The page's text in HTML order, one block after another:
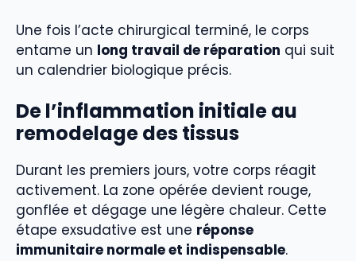
Une fois l’acte chirurgical terminé, le corps
entame un long travail de réparation qui suit
un calendrier biologique précis.
De l’inflammation initiale au
remodelage des tissus
Durant les premiers jours, votre corps réagit
activement. La zone opérée devient rouge,
gonflée et dégage une légère chaleur. Cette
étape exsudative est une réponse
immunitaire normale et indispensable.